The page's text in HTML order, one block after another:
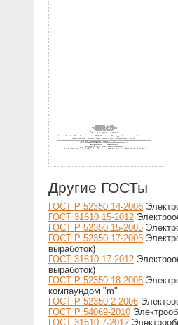
Другие ГОСТы
ГОСТ Р 52350.14-2006
ГОСТ 31610.15-2012
ГОСТ Р 52350.15-2005
ГОСТ Р 52350.17-2006
выработок)
ГОСТ 31610.17-2012
выработок)
ГОСТ Р 52350.18-2006
компаундом "m"
ГОСТ Р 52350.2-2006
ГОСТ Р 54069-2010
ГОСТ 31610.7-2012